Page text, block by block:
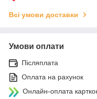
Всі умови доставки
Умови оплати
Післяплата
Оплата на рахунок
Онлайн-оплата